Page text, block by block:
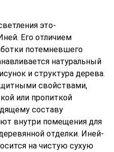
это-
Его отличием
потемневшего
натуральный
и структура дерева.
свойствами,
или пропиткой
составу
внутри помещения для
отделки. Иней-
на чистую сухую